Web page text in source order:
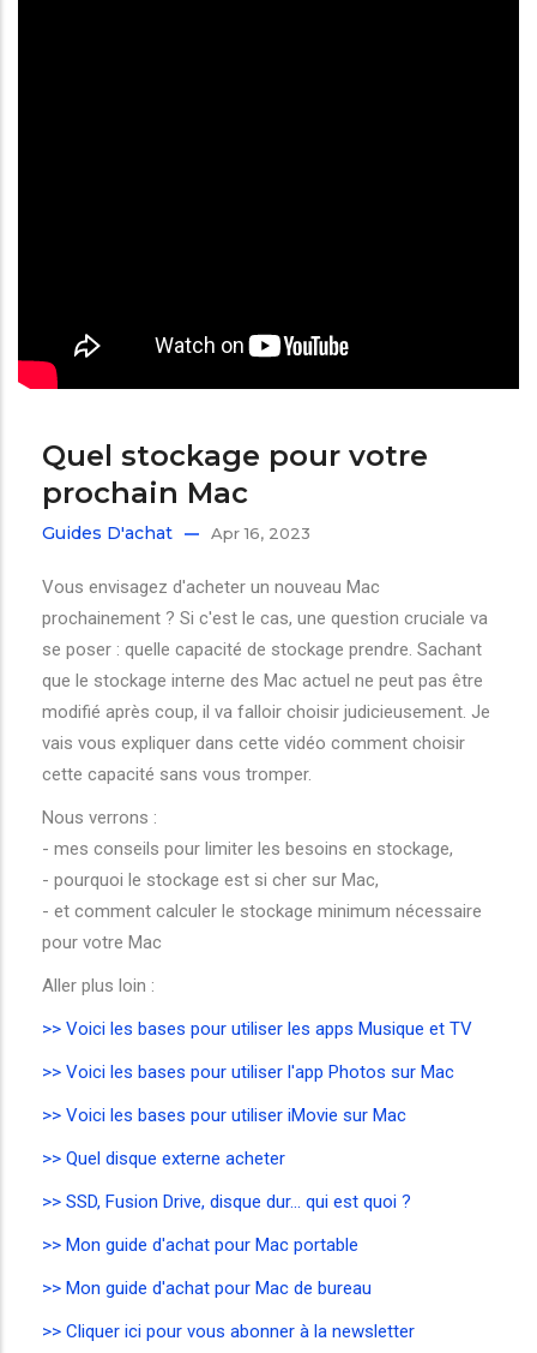
Quel stockage pour votre
prochain Mac
Guides D'achat Apr 16, 2023
Vous envisagez d'acheter un nouveau Mac
prochainement ? Si c'est le cas, une question cruciale va
se poser : quelle capacité de stockage prendre. Sachant
que le stockage interne des Mac actuel ne peut pas être
modifié après coup, il va falloir choisir judicieusement. Je
vais vous expliquer dans cette vidéo comment choisir
cette capacité sans vous tromper.
Nous verrons :
- mes conseils pour limiter les besoins en stockage,
- pourquoi le stockage est si cher sur Mac,
- et comment calculer le stockage minimum nécessaire
pour votre Mac
Aller plus loin :
>> Voici les bases pour utiliser les apps Musique et TV
>> Voici les bases pour utiliser l'app Photos sur Mac
>> Voici les bases pour utiliser iMovie sur Mac
>> Quel disque externe acheter
>> SSD, Fusion Drive, disque dur... qui est quoi ?
>> Mon guide d'achat pour Mac portable
>> Mon guide d'achat pour Mac de bureau
>> Cliquer ici pour vous abonner à la newsletter